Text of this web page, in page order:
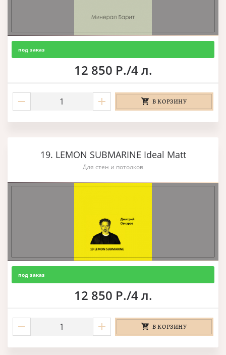
под заказ
12 850 Р./4 л.
В КОРЗИНУ
19. LEMON SUBMARINE Ideal Matt
Для стен и потолков
под заказ
12 850 Р./4 л.
В КОРЗИНУ